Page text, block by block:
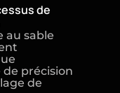
de
au sable
de précision
de